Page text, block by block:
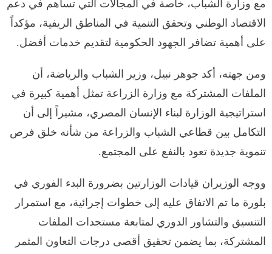
مع وزارة الشباب، خاصة في المجالات التي تساهم في دعم
الاقتصاد الوطني وتحقق التنمية في المناطق الريفية، مؤكداً
على أهمية تضافر الجهود الحكومية لتقديم خدمات أفضل.
ومن جهته، أكد جوهر نبيل، وزير الشباب والرياضة، أن
الملفات المشتركة مع وزارة الزراعة تمثل أهمية كبيرة في
استراتيجية الوزارة لبناء الإنسان المصري، مشيراً إلى أن
التكامل بين قطاعي الشباب والزراعة من شأنه خلق فرص
تنموية جديدة تعود بالنفع على المجتمع.
ووجه الوزيران قيادات الوزارتين بضرورة البدء الفوري في
بلورة ما تم الاتفاق عليه إلى خطوات إجرائية، مع استمرار
التنسيق والتشاور الدوري لمتابعة مستجدات الملفات
المشتركة، بما يضمن تحقيق أقصى درجات التعاون المثمر